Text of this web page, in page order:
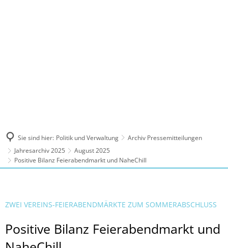
Sie sind hier: Politik und Verwaltung
Archiv Pressemitteilungen
Jahresarchiv 2025
August 2025
Positive Bilanz Feierabendmarkt und NaheChill
ZWEI VEREINS-FEIERABENDMÄRKTE ZUM SOMMERABSCHLUSS
Positive Bilanz Feierabendmarkt und